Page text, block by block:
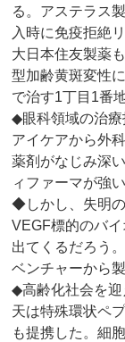
る。アステラス
入時に免疫拒絶
大日本住友製薬
型加齢黄斑変性
で治す1丁目1番
◆眼科領域の治
アイケアから外
薬剤がなじみ深
ィファーマが強
◆しかし、失明
VEGF標的のバ
出てくるだろう
ベンチャーから
◆高齢化社会を
天は特殊環状ペ
も提携した。細